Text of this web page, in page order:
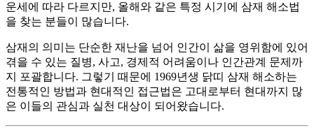
운세에 따라 다르지만, 올해와 같은 특정 시기에 삼재 해소법
을 찾는 분들이 많습니다.
삼재의 의미는 단순한 재난을 넘어 인간이 삶을 영위함에 있어
겪을 수 있는 질병, 사고, 경제적 어려움이나 인간관계 문제까
지 포괄합니다. 그렇기 때문에 1969년생 닭띠 삼재 해소하는
전통적인 방법과 현대적인 접근법은 고대로부터 현대까지 많
은 이들의 관심과 실천 대상이 되어왔습니다.